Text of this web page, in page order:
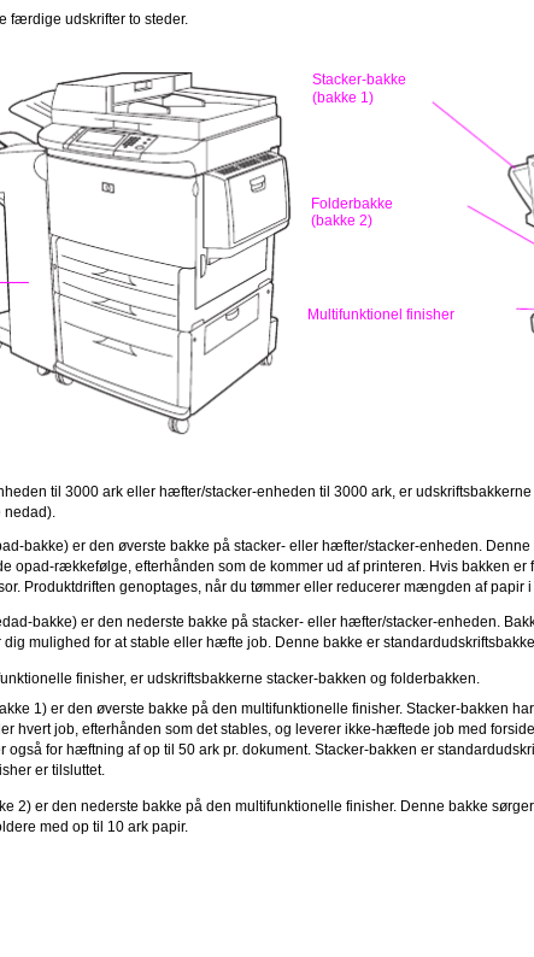
færdige udskrifter to steder.
til 3000 ark eller hæfter/stacker-enheden til 3000 ark, er
nedad).
bakke) er den øverste bakke på stacker- eller hæfter/stacker-enheden. Denne
opad-rækkefølge, efterhånden som de kommer ud af printeren. Hvis bakken er
Produktdriften genoptages, når du tømmer eller reducerer mængden af papir
bakke) er den nederste bakke på stacker- eller hæfter/stacker-enheden.
dig mulighed for at stable eller hæfte job. Denne bakke er
finisher, er udskriftsbakkerne stacker-bakken og folderbakken.
1) er den øverste bakke på den multifunktionelle finisher. Stacker-bakken
hvert job, efterhånden som det stables, og leverer ikke-hæftede job med
også for hæftning af op til 50 ark pr. dokument. Stacker-bakken er
er tilsluttet.
2) er den nederste bakke på den multifunktionelle finisher. Denne bakke
med op til 10 ark papir.
Stacker-bakke
(bakke 1)
Folderbakke
(bakke 2)
Multifunktionel finisher